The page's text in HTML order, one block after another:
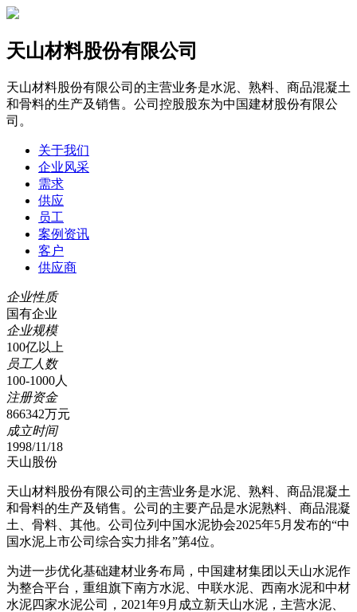
天山材料股份有限公司
天山材料股份有限公司的主营业务是水泥、熟料、商品混凝土
和骨料的生产及销售。公司控股股东为中国建材股份有限公
司。
关于我们
企业风采
需求
供应
员工
案例资讯
客户
供应商
企业性质
国有企业
企业规模
100亿以上
员工人数
100-1000人
注册资金
866342万元
成立时间
1998/11/18
天山股份
天山材料股份有限公司的主营业务是水泥、熟料、商品混凝土
和骨料的生产及销售。公司的主要产品是水泥熟料、商品混凝
土、骨料、其他。公司位列中国水泥协会2025年5月发布的“中
国水泥上市公司综合实力排名”第4位。
为进一步优化基础建材业务布局，中国建材集团以天山水泥作
为整合平台，重组旗下南方水泥、中联水泥、西南水泥和中材
水泥四家水泥公司，2021年9月成立新天山水泥，主营水泥、